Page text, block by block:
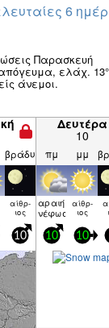
6
Παρασκευή
ελάχ.
άνεμοι.
Δευτέρα
10
βράδυ πμ μμ
αίθρ­
ιος
αραιή
νέφωση
αίθρ­
ιος
10 10 10